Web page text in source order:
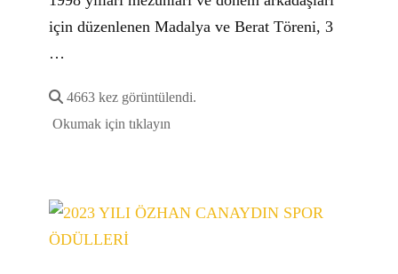
için düzenlenen Madalya ve Berat Töreni, 3
…
4663 kez görüntülendi.
Okumak için tıklayın